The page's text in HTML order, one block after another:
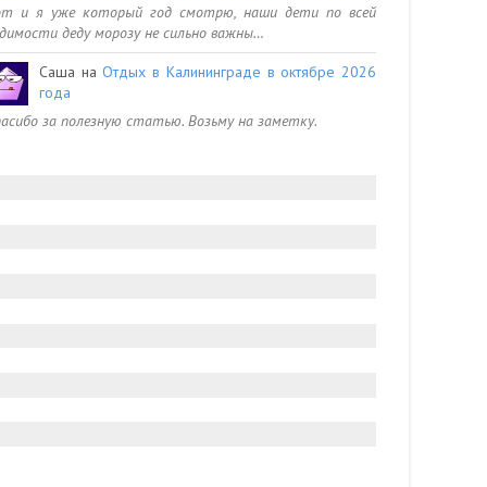
и я уже который год смотрю, наши дети по всей
деду морозу не сильно важны…
Саша наОтдых в Калининграде в октябре 2026
года
за полезную статью. Возьму на заметку.